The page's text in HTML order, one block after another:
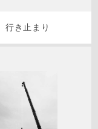
行き止まり